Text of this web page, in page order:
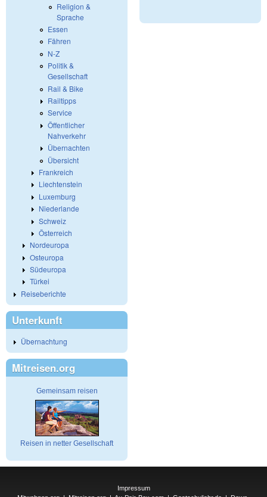
Religion &
Sprache
Essen
Fähren
N-Z
Politik &
Gesellschaft
Rail & Bike
Railtipps
Service
Öffentlicher
Nahverkehr
Übernachten
Übersicht
Frankreich
Liechtenstein
Luxemburg
Niederlande
Schweiz
Österreich
Nordeuropa
Osteuropa
Südeuropa
Türkei
Reiseberichte
Unterkunft
Übernachtung
Mitreisen.org
Gemeinsam reisen
Reisen in netter Gesellschaft
Impressum